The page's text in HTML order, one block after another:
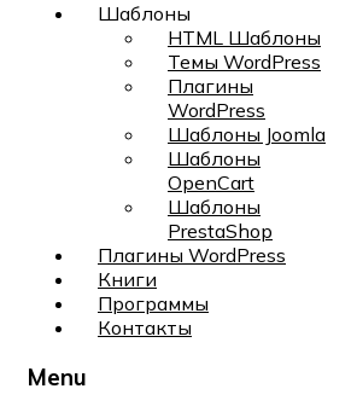
Шаблоны
HTML Шаблоны
Темы WordPress
Плагины
WordPress
Шаблоны Joomla
Шаблоны
OpenCart
Шаблоны
PrestaShop
Плагины WordPress
Книги
Программы
Контакты
Menu